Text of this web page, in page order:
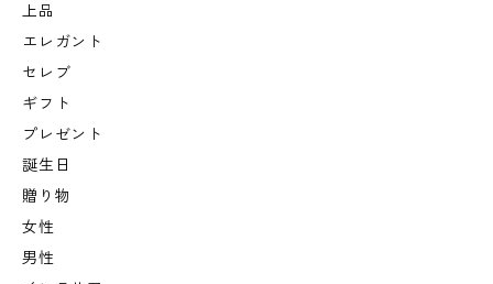
上品
エレガント
セレブ
ギフト
プレゼント
誕生日
贈り物
女性
男性